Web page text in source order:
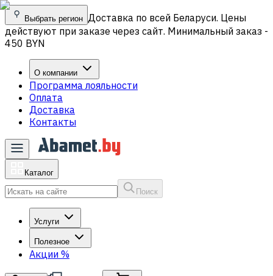
Выбрать регион Доставка по всей Беларуси. Цены
действуют при заказе через сайт. Минимальный заказ -
450 BYN
О компании
Программа лояльности
Оплата
Доставка
Контакты
Каталог
Поиск
Услуги
Полезное
Акции %